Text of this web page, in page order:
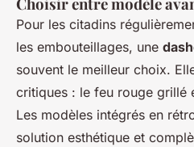
Pour les citadins
les embouteillages, une
souvent le meilleur choix.
critiques : le feu rouge grillé
Les modèles intégrés en
solution esthétique et